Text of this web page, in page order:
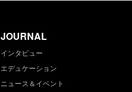
JOURNAL
インタビュー
エデュケーション
ニュース＆イベント